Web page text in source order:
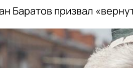
Баратов призвал